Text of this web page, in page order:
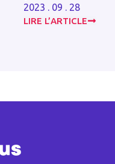
2023 . 12 . 07
LIRE L’ARTICLE